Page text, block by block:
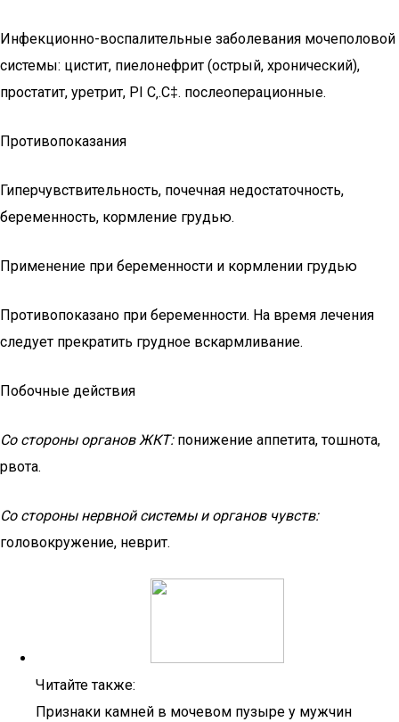
Инфекционно-воспалительные заболевания мочеполовой
системы: цистит, пиелонефрит (острый, хронический),
простатит, уретрит, РІ С‚.С‡. послеоперационные.
Противопоказания
Гиперчувствительность, почечная недостаточность,
беременность, кормление грудью.
Применение при беременности и кормлении грудью
Противопоказано при беременности. На время лечения
следует прекратить грудное вскармливание.
Побочные действия
Со стороны органов ЖКТ:понижение аппетита, тошнота,
рвота.
Со стороны нервной системы и органов чувств:
головокружение, неврит.
Читайте также:
Признаки камней в мочевом пузыре у мужчин